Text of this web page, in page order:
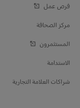
فرص عمل
مركز الصحافة
المستثمرون
الاستدامة
شراكات العلامة التجارية